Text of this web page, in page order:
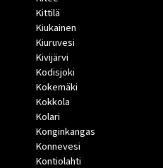
Kittilä
Kiukainen
Kiuruvesi
Kivijärvi
Kodisjoki
Kokemäki
Kokkola
Kolari
Konginkangas
Konnevesi
Kontiolahti